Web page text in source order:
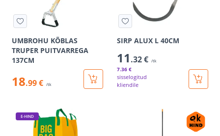
UMBROHU KÕBLAS
TRUPER PUITVARREGA
137CM
18.99 € /tk
SIRP ALUX L 40CM
11 .32 € /tk
7.36 €
sisselogitud
kliendile
E-HIND